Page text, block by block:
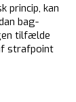
princip, kan
bag-
tilfælde
strafpoint